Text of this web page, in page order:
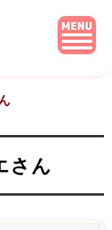
さん